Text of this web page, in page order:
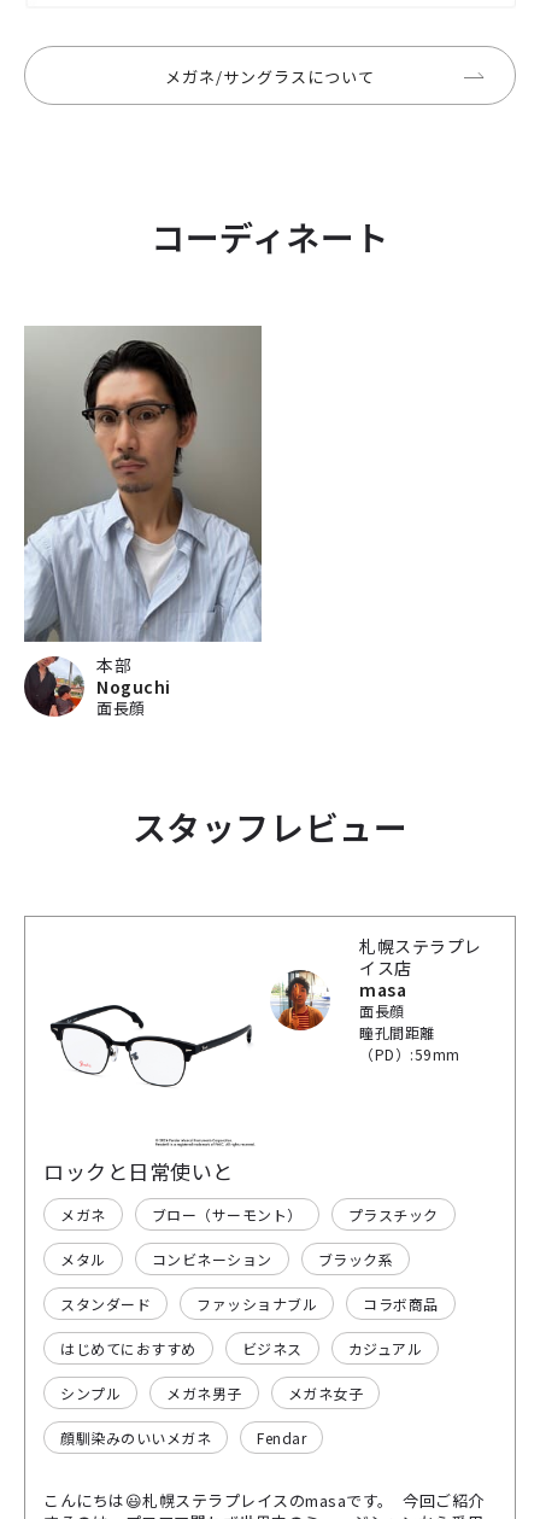
メガネ/サングラスについて
コーディネート
本部
Noguchi
面長顔
スタッフレビュー
札幌ステラプレ
イス店
masa
面長顔
瞳孔間距離
（PD）:59mm
ロックと日常使いと
メガネ ブロー（サーモント） プラスチック
メタル コンビネーション ブラック系
スタンダード ファッショナブル コラボ商品
はじめてにおすすめ ビジネス カジュアル
シンプル メガネ男子 メガネ女子
顔馴染みのいいメガネ Fendar
こんにちは😃札幌ステラプレイスのmasaです。 今回ご紹介